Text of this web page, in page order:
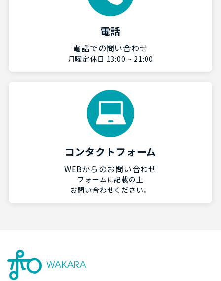
電話
電話での問い合わせ
月曜定休日 13:00 ~ 21:00
コンタクトフォーム
WEBからのお問い合わせ
フォームに記載の上
お問い合わせください。